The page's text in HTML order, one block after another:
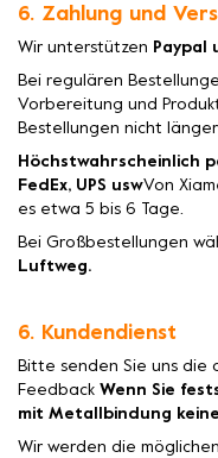
6. Zahlung und
Wir unterstützen Paypal
Bei regulären
Vorbereitung und
Bestellungen nicht
Höchstwahrscheinlich
FedEx, UPS uswVon
es etwa 5 bis 6 Tage.
Bei Großbestellungen
Luftweg.
6. Kundendienst
Bitte senden Sie uns
Feedback Wenn Sie
mit Metallbindung
Wir werden die